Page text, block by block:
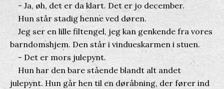
- Ja, øh, det er da klart. Det er jo december.
Hun står stadig henne ved døren.
Jeg ser en lille filtengel, jeg kan genkende fra vores
barndomshjem. Den står i vindueskarmen i stuen.
- Det er mors julepynt.
Hun har den bare stående blandt alt andet
julepynt. Hun går hen til en døråbning, der fører ind